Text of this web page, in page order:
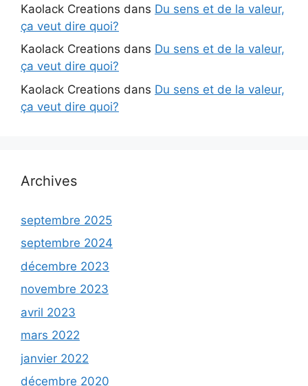
Kaolack Creations dans Du sens et de la valeur,
ça veut dire quoi?
Kaolack Creations dans Du sens et de la valeur,
ça veut dire quoi?
Kaolack Creations dans Du sens et de la valeur,
ça veut dire quoi?
Archives
septembre 2025
septembre 2024
décembre 2023
novembre 2023
avril 2023
mars 2022
janvier 2022
décembre 2020